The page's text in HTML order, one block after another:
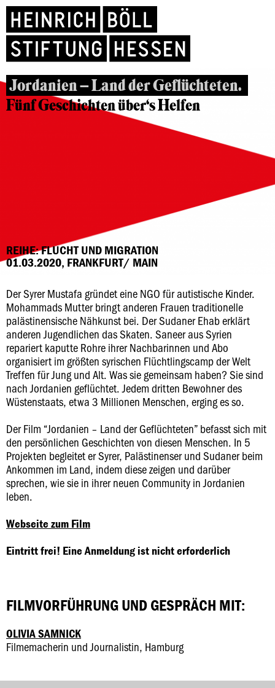
Jordanien – Land der Geflüchteten.
Fünf Geschichten über‘s Helfen
REIHE: FLUCHT UND MIGRATION
01.03.2020, FRANKFURT/ MAIN
Der Syrer Mustafa gründet eine NGO für autistische Kinder.
Mohammads Mutter bringt anderen Frauen traditionelle
palästinensische Nähkunst bei. Der Sudaner Ehab erklärt
anderen Jugendlichen das Skaten. Saneer aus Syrien
repariert kaputte Rohre ihrer Nachbarinnen und Abo
organisiert im größten syrischen Flüchtlingscamp der Welt
Treffen für Jung und Alt. Was sie gemeinsam haben? Sie sind
nach Jordanien geflüchtet. Jedem dritten Bewohner des
Wüstenstaats, etwa 3 Millionen Menschen, erging es so.
Der Film “Jordanien – Land der Geflüchteten” befasst sich mit
den persönlichen Geschichten von diesen Menschen. In 5
Projekten begleitet er Syrer, Palästinenser und Sudaner beim
Ankommen im Land, indem diese zeigen und darüber
sprechen, wie sie in ihrer neuen Community in Jordanien
leben.
Webseite zum Film
Eintritt frei! Eine Anmeldung ist nicht erforderlich
FILMVORFÜHRUNG UND GESPRÄCH MIT:
OLIVIA SAMNICK
Filmemacherin und Journalistin, Hamburg